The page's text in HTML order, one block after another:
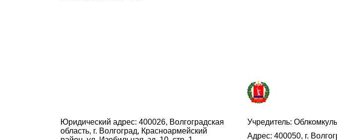
Юридический адрес: 400026, Волгоградская
область, г. Волгоград, Красноармейский
Учредитель:
Адрес: 400050, г.